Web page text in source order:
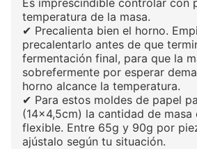
temperatura de la masa.
✔ Precalienta bien el horno.
precalentarlo antes de que
fermentación final, para que la
sobrefermente por esperar
horno alcance la temperatura.
✔ Para estos moldes de papel
(14×4,5cm) la cantidad de masa
flexible. Entre 65g y 90g por
ajústalo según tu situación.